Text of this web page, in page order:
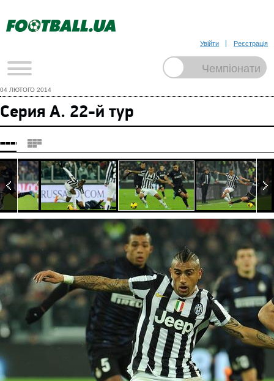
Увійти Реєстрація
04 ЛЮТОГО 2014
Серия А. 22-й тур